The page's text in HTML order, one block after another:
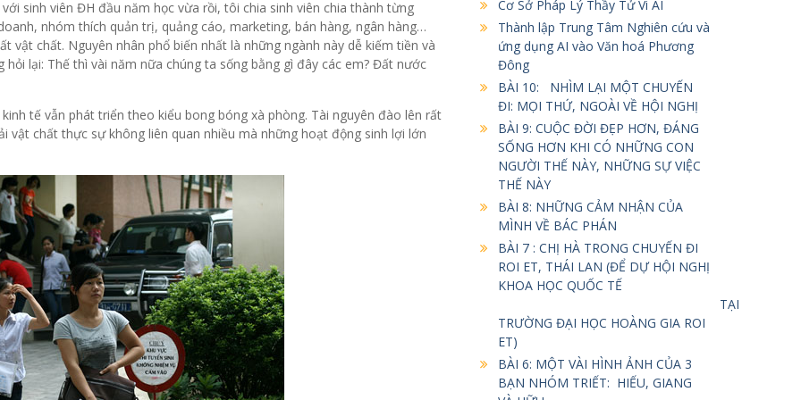
sinh viên ĐH đầu năm học vừa rồi, tôi chia sinh viên chia thành từng
nhóm thích quản trị, quảng cáo, marketing, bán hàng, ngân hàng…
vật chất. Nguyên nhân phổ biến nhất là những ngành này dễ kiếm tiền và
lại: Thế thì vài năm nữa chúng ta sống bằng gì đây các em? Đất nước
tế vẫn phát triển theo kiểu bong bóng xà phòng. Tài nguyên đào lên rất
vật chất thực sự không liên quan nhiều mà những hoạt động sinh lợi lớn
Cơ Sở Pháp Lý Thầy Tử Vi AI
Thành lập Trung Tâm Nghiên cứu và
ứng dụng AI vào Văn hoá Phương
Đông
BÀI 10: NHÌM LẠI MỘT CHUYẾN
ĐI: MỌI THỨ, NGOÀI VỀ HỘI NGHỊ
BÀI 9: CUỘC ĐỜI ĐẸP HƠN, ĐÁNG
SỐNG HƠN KHI CÓ NHỮNG CON
NGƯỜI THẾ NÀY, NHỮNG SỰ VIỆC
THẾ NÀY
BÀI 8: NHỮNG CẢM NHẬN CỦA
MÌNH VỀ BÁC PHÁN
BÀI 7 : CHỊ HÀ TRONG CHUYẾN ĐI
ROI ET, THÁI LAN (ĐỂ DỰ HỘI NGHỊ
KHOA HỌC QUỐC TẾ
TẠI
TRƯỜNG ĐẠI HỌC HOÀNG GIA ROI
ET)
BÀI 6: MỘT VÀI HÌNH ẢNH CỦA 3
BẠN NHÓM TRIẾT: HIẾU, GIANG